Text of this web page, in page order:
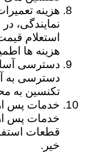
هزینه
نمایندگی،
استعلام
هزینه ها
دسترسی
دسترسی به
تکنسین به
خدمات پس
خدمات پس
قطعات
خیر.